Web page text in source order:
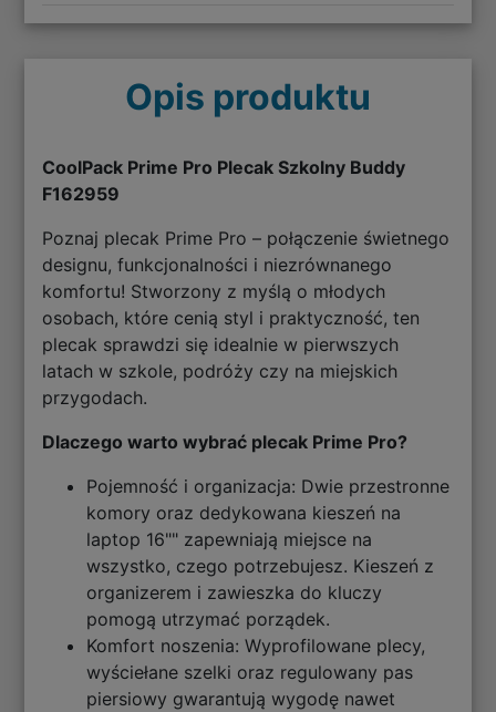
Opis produktu
CoolPack Prime Pro Plecak Szkolny Buddy
F162959
Poznaj plecak Prime Pro – połączenie świetnego
designu, funkcjonalności i niezrównanego
komfortu! Stworzony z myślą o młodych
osobach, które cenią styl i praktyczność, ten
plecak sprawdzi się idealnie w pierwszych
latach w szkole, podróży czy na miejskich
przygodach.
Dlaczego warto wybrać plecak Prime Pro?
Pojemność i organizacja: Dwie przestronne
komory oraz dedykowana kieszeń na
laptop 16"" zapewniają miejsce na
wszystko, czego potrzebujesz. Kieszeń z
organizerem i zawieszka do kluczy
pomogą utrzymać porządek.
Komfort noszenia: Wyprofilowane plecy,
wyściełane szelki oraz regulowany pas
piersiowy gwarantują wygodę nawet